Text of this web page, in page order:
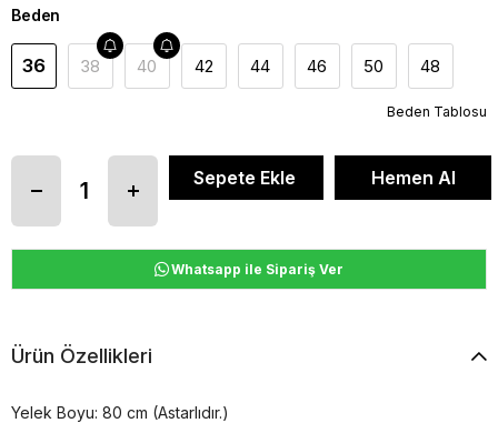
Beden
36 38 40 42 44 46 50 48
Beden Tablosu
Whatsapp ile Sipariş Ver
Ürün Özellikleri
Yelek Boyu: 80 cm (Astarlıdır.)